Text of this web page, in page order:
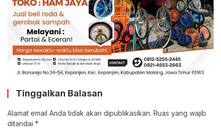
Tinggalkan Balasan
Alamat email Anda tidak akan dipublikasikan. Ruas yang wajib
ditandai *